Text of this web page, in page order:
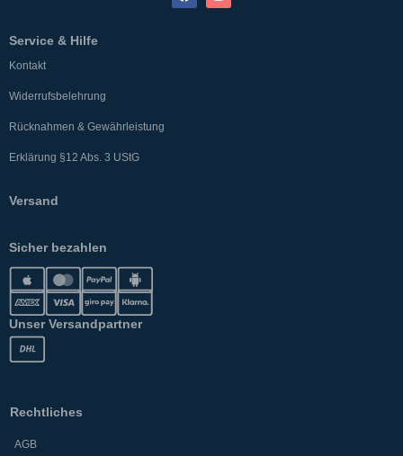
Service & Hilfe
Kontakt
Widerrufsbelehrung
Rücknahmen & Gewährleistung
Erklärung §12 Abs. 3 UStG
Versand
Sicher bezahlen
Unser Versandpartner
Rechtliches
AGB